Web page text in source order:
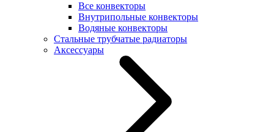
Все конвекторы
Внутрипольные конвекторы
Водяные конвекторы
Стальные трубчатые радиаторы
Аксессуары